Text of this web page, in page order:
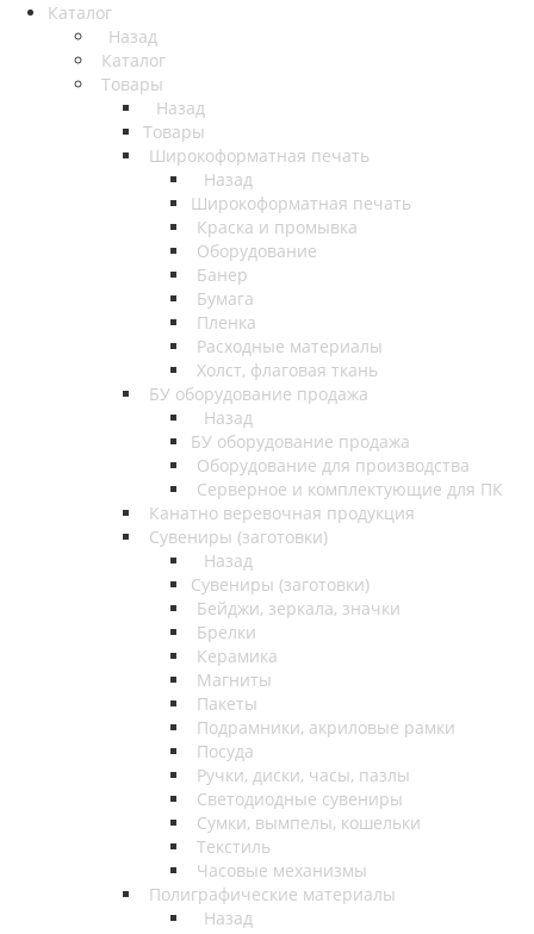
Каталог
Назад
Каталог
Товары
Назад
Товары
Широкоформатная печать
Назад
Широкоформатная печать
Краска и промывка
Оборудование
Банер
Бумага
Пленка
Расходные материалы
Холст, флаговая ткань
БУ оборудование продажа
Назад
БУ оборудование продажа
Оборудование для производства
Серверное и комплектующие для ПК
Канатно веревочная продукция
Сувениры (заготовки)
Назад
Сувениры (заготовки)
Бейджи, зеркала, значки
Брелки
Керамика
Магниты
Пакеты
Подрамники, акриловые рамки
Посуда
Ручки, диски, часы, пазлы
Светодиодные сувениры
Сумки, вымпелы, кошельки
Текстиль
Часовые механизмы
Полиграфические материалы
Назад